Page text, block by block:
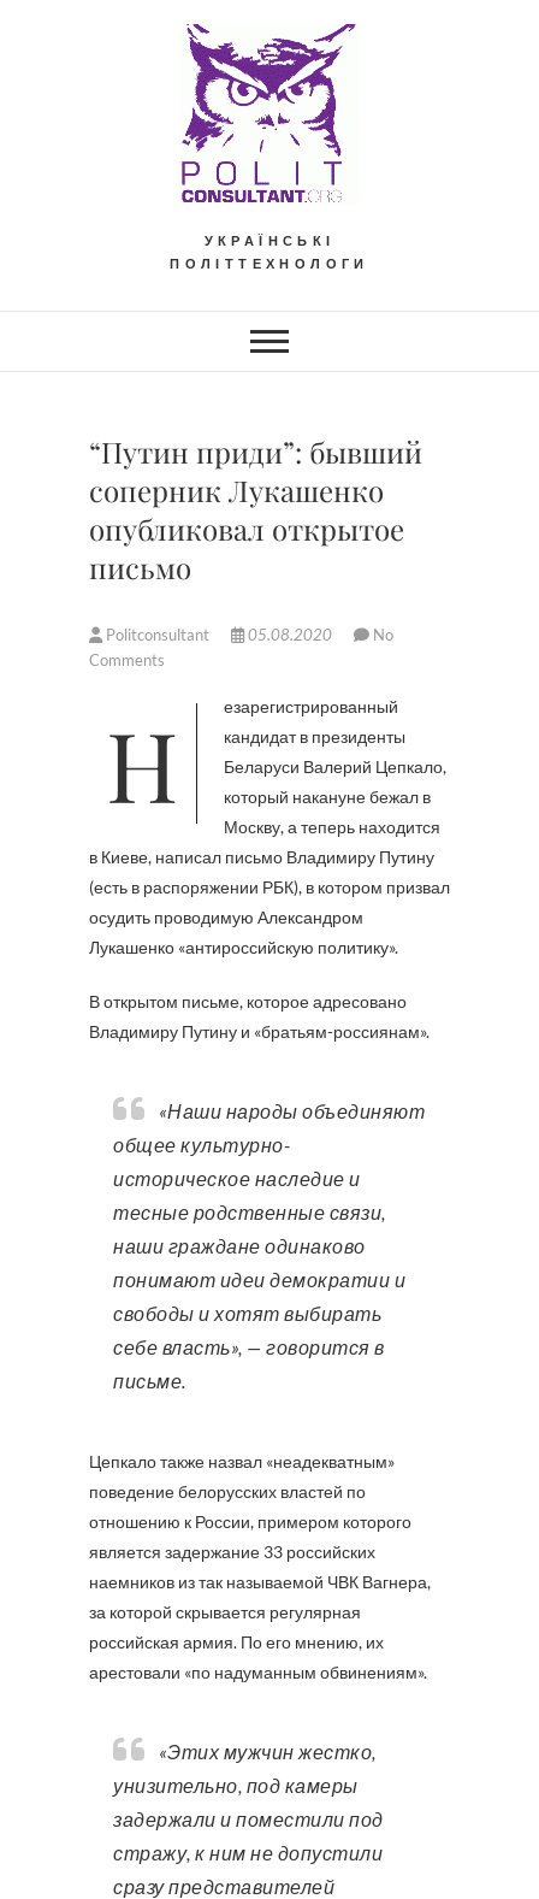
УКРАЇНСЬКІ
ПОЛІТТЕХНОЛОГИ
“Путин приди”: бывший
соперник Лукашенко
опубликовал открытое
письмо
Politconsultant 05.08.2020
No
Comments
Незарегистрированный
кандидат в президенты
Беларуси Валерий Цепкало,
который накануне бежал в
Москву, а теперь находится
в Киеве, написал письмо Владимиру Путину
(есть в распоряжении РБК), в котором призвал
осудить проводимую Александром
Лукашенко «антироссийскую политику».
В открытом письме, которое адресовано
Владимиру Путину и «братьям-россиянам».
«Наши народы объединяют
общее культурно-
историческое наследие и
тесные родственные связи,
наши граждане одинаково
понимают идеи демократии и
свободы и хотят выбирать
себе власть», — говорится в
письме.
Цепкало также назвал «неадекватным»
поведение белорусских властей по
отношению к России, примером которого
является задержание 33 российских
наемников из так называемой ЧВК Вагнера,
за которой скрывается регулярная
российская армия. По его мнению, их
арестовали «по надуманным обвинениям».
«Этих мужчин жестко,
унизительно, под камеры
задержали и поместили под
стражу, к ним не допустили
сразу представителей